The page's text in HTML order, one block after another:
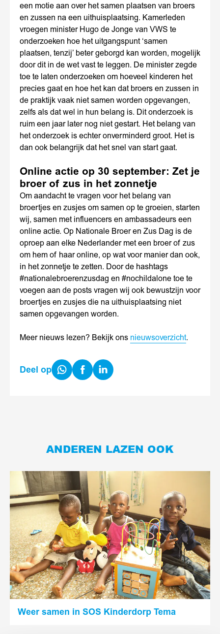
een motie aan over het samen plaatsen van broers
en zussen na een uithuisplaatsing. Kamerleden
vroegen minister Hugo de Jonge van VWS te
onderzoeken hoe het uitgangspunt ‘samen
plaatsen, tenzij’ beter geborgd kan worden, mogelijk
door dit in de wet vast te leggen. De minister zegde
toe te laten onderzoeken om hoeveel kinderen het
precies gaat en hoe het kan dat broers en zussen in
de praktijk vaak niet samen worden opgevangen,
zelfs als dat wel in hun belang is. Dit onderzoek is
ruim een jaar later nog niet gestart. Het belang van
het onderzoek is echter onverminderd groot. Het is
dan ook belangrijk dat het snel van start gaat.
Online actie op 30 september: Zet je
broer of zus in het zonnetje
Om aandacht te vragen voor het belang van
broertjes en zusjes om samen op te groeien, starten
wij, samen met influencers en ambassadeurs een
online actie. Op Nationale Broer en Zus Dag is de
oproep aan elke Nederlander met een broer of zus
om hem of haar online, op wat voor manier dan ook,
in het zonnetje te zetten. Door de hashtags
#nationalebroerenzusdag en #nochildalone toe te
voegen aan de posts vragen wij ook bewustzijn voor
broertjes en zusjes die na uithuisplaatsing niet
samen opgevangen worden.
Meer nieuws lezen? Bekijk ons nieuwsoverzicht.
Deel opShare
on
Share
on
Share
on
ANDEREN LAZEN OOK
Weer samen in SOS Kinderdorp Tema
Lees
meer